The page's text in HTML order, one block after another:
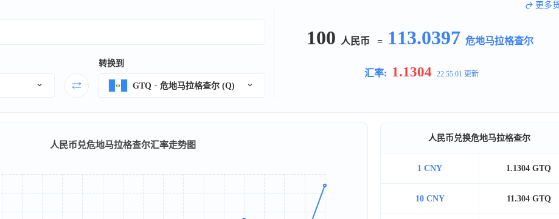
更多
转换到
GTQ 危地马拉格查尔 (Q)
100 人民币 = 113.0397 危地马拉格查尔
汇率: 1.1304 22:55:01 更新
人民币兑换危地马拉格查尔
1 CNY 1.1304 GTQ
10 CNY 11.304 GTQ